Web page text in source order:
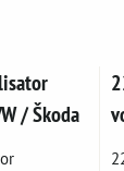
/ Škoda